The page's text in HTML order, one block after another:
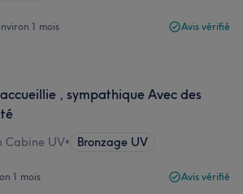
1 mois Avis vérifié
, sympathique Avec des
Cabine UV• Bronzage UV
1 mois Avis vérifié